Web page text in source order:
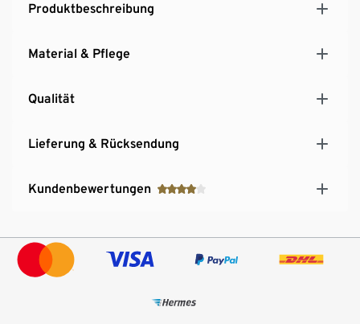
Produktbeschreibung
Material & Pflege
Qualität
Lieferung & Rücksendung
Kundenbewertungen